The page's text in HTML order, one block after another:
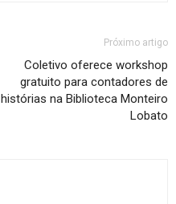
Próximo artigo
Coletivo oferece workshop
gratuito para contadores de
histórias na Biblioteca Monteiro
Lobato